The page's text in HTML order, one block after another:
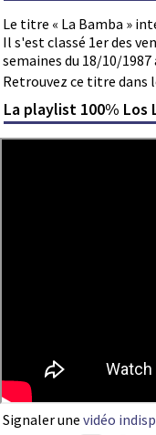
Le titre « La Bamba »
Il s'est classé 1er des
semaines du 18/10/1987
Retrouvez ce titre dans
La playlist 100% Los
Signaler une vidéo